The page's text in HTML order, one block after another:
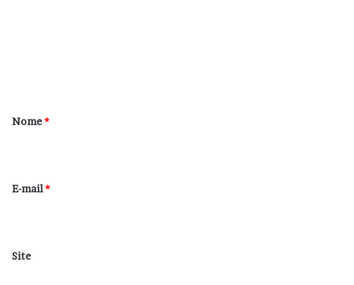
r
*
Nome*
E-mail*
Site